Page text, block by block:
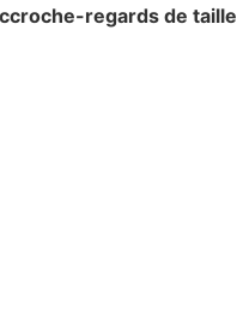
regards de taille